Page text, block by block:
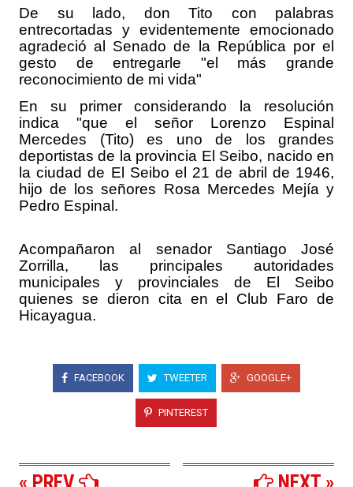
De su lado, don Tito con palabras
entrecortadas y evidentemente emocionado
agradeció al Senado de la República por el
gesto de entregarle "el más grande
reconocimiento de mi vida"
En su primer considerando la resolución
indica "que el señor Lorenzo Espinal
Mercedes (Tito) es uno de los grandes
deportistas de la provincia El Seibo, nacido en
la ciudad de El Seibo el 21 de abril de 1946,
hijo de los señores Rosa Mercedes Mejía y
Pedro Espinal.
Acompañaron al senador Santiago José
Zorrilla, las principales autoridades
municipales y provinciales de El Seibo
quienes se dieron cita en el Club Faro de
Hicayagua.
FACEBOOK TWEETER GOOGLE+
PINTEREST